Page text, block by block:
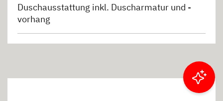
Duschausstattung inkl. Duscharmatur und -
vorhang